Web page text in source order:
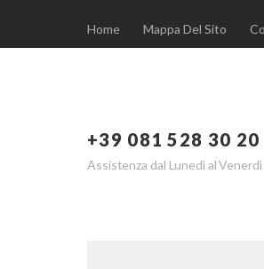
Home Mappa Del Sito
+39 081 528 30 20
Assistenza dal Lunedì al